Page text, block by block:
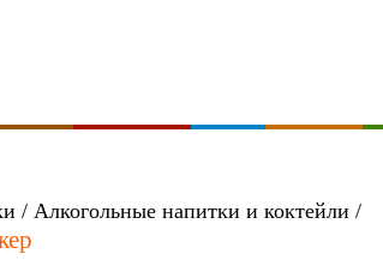
/ Алкогольные напитки и коктейли /